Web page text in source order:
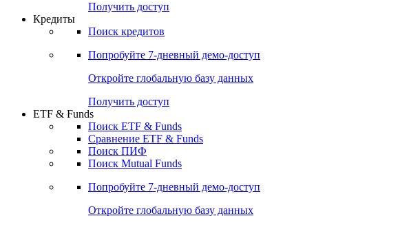
Получить доступ
Кредиты
Поиск кредитов
Попробуйте 7-дневный демо-доступ
Откройте глобальную базу данных
Получить доступ
ETF & Funds
Поиск ETF & Funds
Сравнение ETF & Funds
Поиск ПИФ
Поиск Mutual Funds
Попробуйте 7-дневный демо-доступ
Откройте глобальную базу данных